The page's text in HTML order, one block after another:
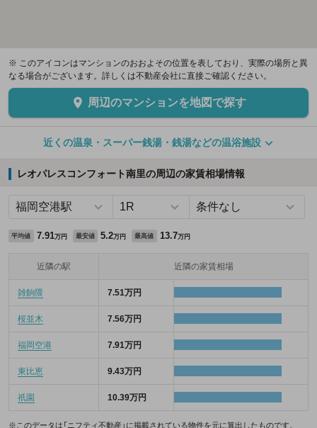
※ このアイコンはマンションのおおよその位置を表しており、実際の場所と異
なる場合がございます。詳しくは不動産会社に直接ご確認ください。
周辺のマンションを地図で探す
近くの温泉・スーパー銭湯・銭湯などの温浴施設
レオパレスコンフォート南里の周辺の家賃相場情報
平均値 7.91万円 最安値 5.2万円 最高値 13.7万円
近隣の駅 近隣の家賃相場
雑餉隈 7.51万円
桜並木 7.56万円
福岡空港 7.91万円
東比恵 9.43万円
祇園 10.39万円
※このデータは「ニフティ不動産」に掲載されている物件を元に算出したものです。